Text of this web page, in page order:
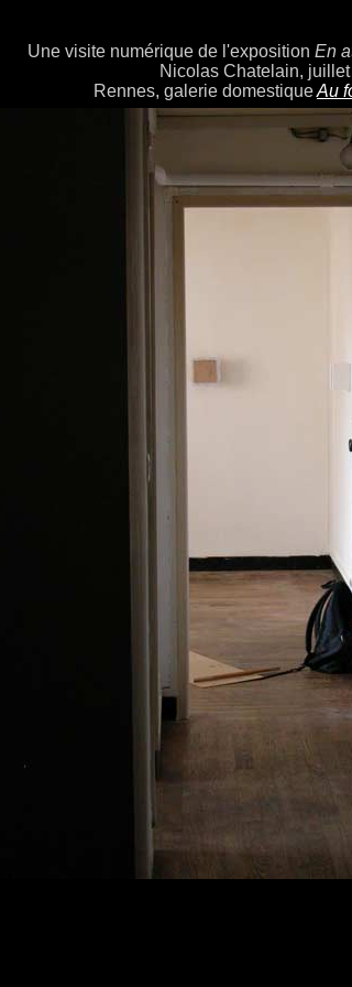
Une visite numérique de l'exposition En
Nicolas Chatelain,
Rennes, galerie domestiqueAu